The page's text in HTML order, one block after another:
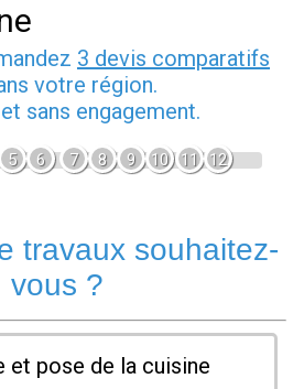
3 devis comparatifs
votre région.
sans engagement.
5 6 7 8 9 10 11 12
travaux souhaitez-
vous ?
et pose de la cuisine